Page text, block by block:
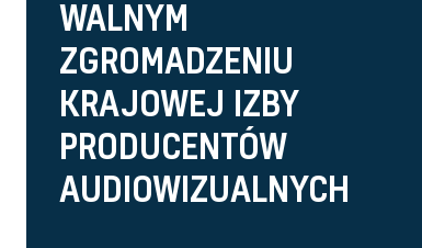
WALNYM
ZGROMADZENIU
KRAJOWEJ IZBY
PRODUCENTÓW
AUDIOWIZUALNYCH